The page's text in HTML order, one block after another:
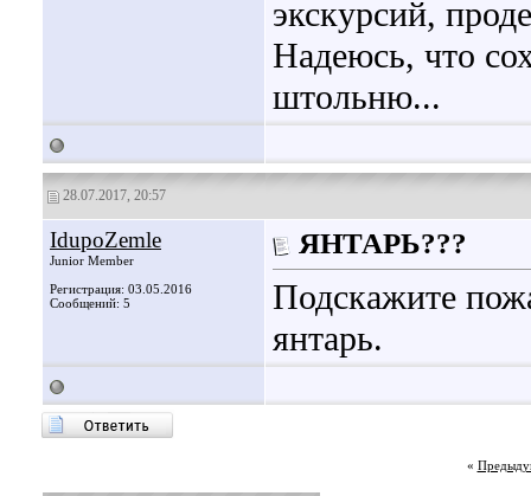
экскурсий,
Надеюсь, что
штольню...
28.07.2017, 20:57
IdupoZemle
Junior Member
Регистрация: 03.05.2016
Сообщений: 5
ЯНТАРЬ???
Подскажите
янтарь.
«